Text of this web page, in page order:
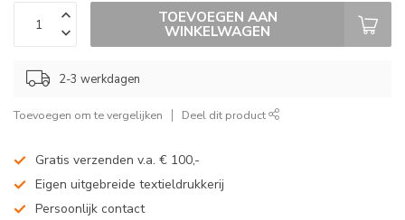
TOEVOEGEN AAN
WINKELWAGEN
2-3 werkdagen
Toevoegen om te vergelijken Deel dit product
Gratis verzenden v.a. € 100,-
Eigen uitgebreide textieldrukkerij
Persoonlijk contact